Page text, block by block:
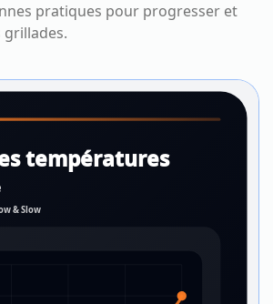
pratiques pour progresser et
températures
& Slow